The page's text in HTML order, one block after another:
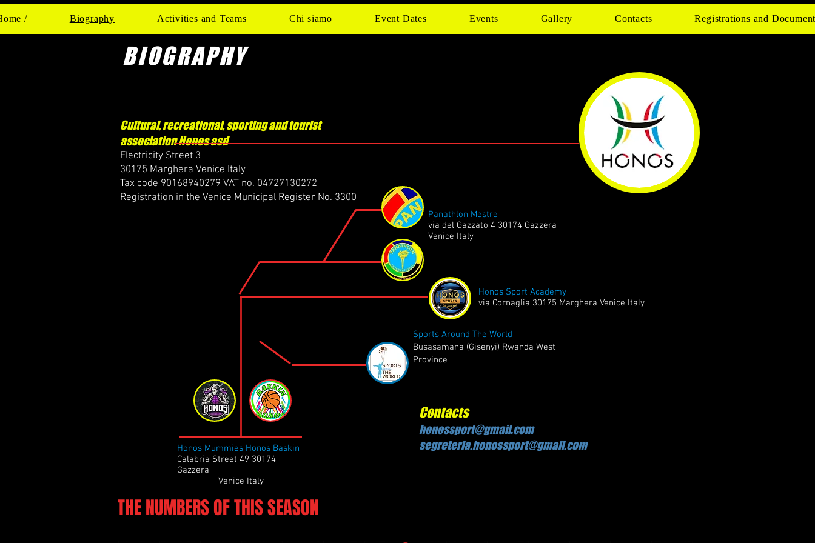
/ Biography Activities and Teams Chi siamo Event Dates Events Gallery Contacts Registrations and
BIOGRAPHY
Cultural, recreational, sporting and tourist
association Honos asd
Electricity Street 3
30175 Marghera Venice Italy
Tax code 90168940279 VAT no. 04727130272
Registration in the Venice Municipal Register No. 3300
Honos Sport Academy
via Cornaglia 30175 Marghera Venice Italy
Sports Around The World
Busasamana (Gisenyi) Rwanda West
Province
Honos Mummies Honos Baskin
Calabria Street 49 30174
Gazzera
Venice Italy
Contacts
honossport@gmail.com
segreteria.honossport@gmail.com
Panathlon Mestre
via del Gazzato 4 30174 Gazzera
Venice Italy
THE NUMBERS OF THIS SEASON